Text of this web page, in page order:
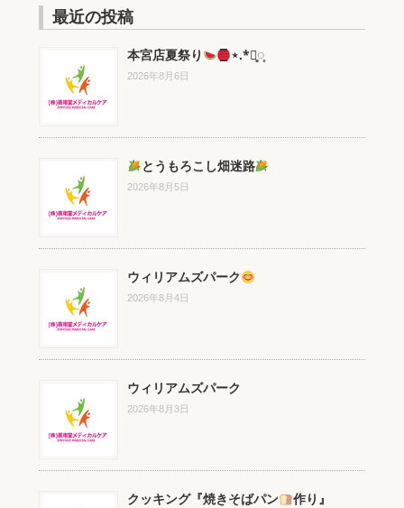
最近の投稿
本宮店夏祭り ⋆.*⃝̥◌̥
2026年8月6日
とうもろこし畑迷路
2026年8月5日
ウィリアムズパーク
2026年8月4日
ウィリアムズパーク
2026年8月3日
クッキング『焼きそばパン 作り』